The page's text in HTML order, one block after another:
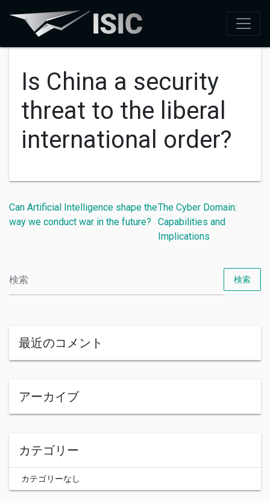
Is China a security
threat to the liberal
international order?
Can Artificial Intelligence shape the
way we conduct war in the future?
The Cyber Domain:
Capabilities and
Implications
検索
最近のコメント
アーカイブ
カテゴリー
カテゴリーなし